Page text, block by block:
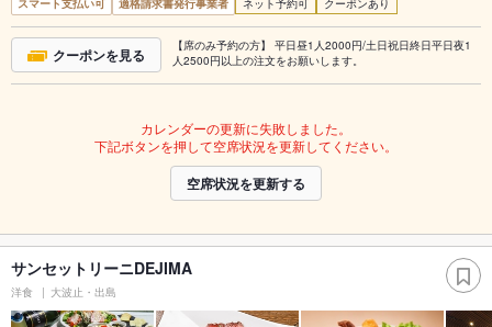
スマート支払い可
適格請求書発行事業者 ネット予約可 クーポンあり
クーポンを見る
【席のみ予約の方】 平日昼1人2000円/土日祝日終日平日夜1
人2500円以上の注文をお願いします。
カレンダーの更新に失敗しました。
下記ボタンを押して空席状況を更新してください。
空席状況を更新する
サンセットリーニDEJIMA
洋食 大波止・出島